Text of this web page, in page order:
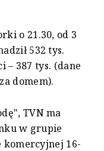
o 21.30, od 3
532 tys.
– 387 tys. (dane
domem).
TVN ma
w grupie
komercyjnej 16-